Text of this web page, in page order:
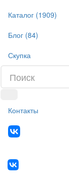
Каталог (1909)
Блог (84)
Скупка
Контакты